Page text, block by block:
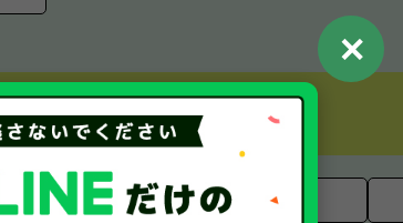
輸入車
BMW
✕